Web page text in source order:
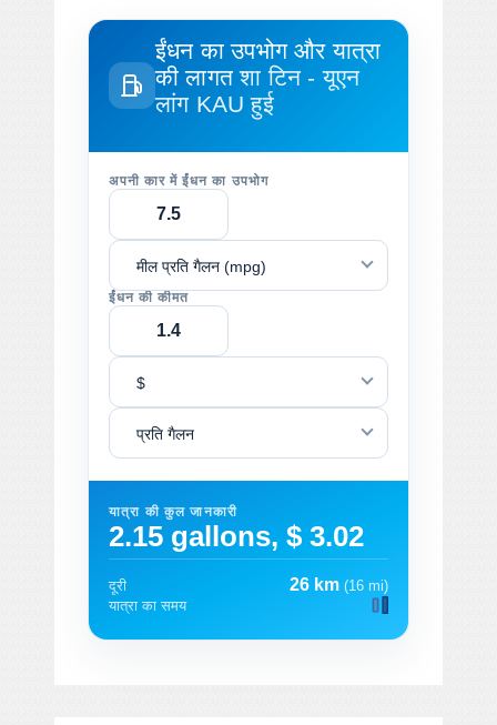
ईंधन का उपभोग और यात्रा
की लागतशा टिन - यूएन
लांग KAU हुई
अपनी कार में ईंधन का उपभोग
मील प्रति गैलन (mpg)
ईंधन की कीमत
$
प्रति गैलन
यात्रा की कुल जानकारी
2.15 gallons, $ 3.02
दूरी 26 km (16 mi)
यात्रा का समय